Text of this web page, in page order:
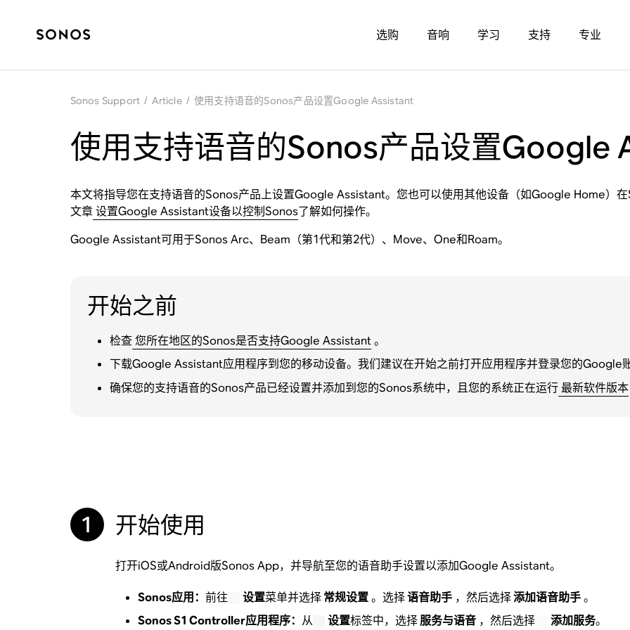
选购 音响 学习 支持 专业
Sonos Support / Article / 使用支持语音的Sonos产品设置Google Assistant
使用支持语音的Sonos产品设置Google
本文将指导您在支持语音的Sonos产品上设置Google Assistant。您也可以使用其他设备（如Google Home）
文章设置Google Assistant设备以控制Sonos了解如何操作。
Google Assistant可用于Sonos Arc、Beam（第1代和第2代）、Move、One和Roam。
开始之前
检查您所在地区的Sonos是否支持Google Assistant。
下载Google Assistant应用程序到您的移动设备。我们建议在开始之前打开应用程序并登录您的Google账
确保您的支持语音的Sonos产品已经设置并添加到您的Sonos系统中，且您的系统正在运行最新软件版本
1 开始使用
打开iOS或Android版Sonos App，并导航至您的语音助手设置以添加Google Assistant。
Sonos应用： 前往 设置菜单并选择常规设置。选择语音助手 ，然后选择添加语音助手。
Sonos S1 Controller应用程序： 从 设置标签中，选择服务与语音 ，然后选择 添加服务。